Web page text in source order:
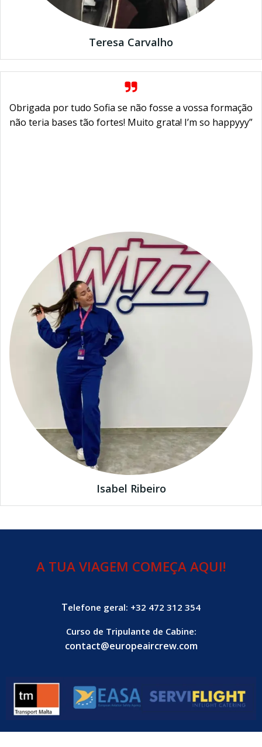
Teresa Carvalho
Obrigada por tudo Sofia se não fosse a vossa formação
não teria bases tão fortes! Muito grata! I’m so happyyy”
Isabel Ribeiro
A TUA VIAGEM COMEÇA AQUI!
Telefone geral: +32 472 312 354
Curso de Tripulante de Cabine:
contact@europeaircrew.com